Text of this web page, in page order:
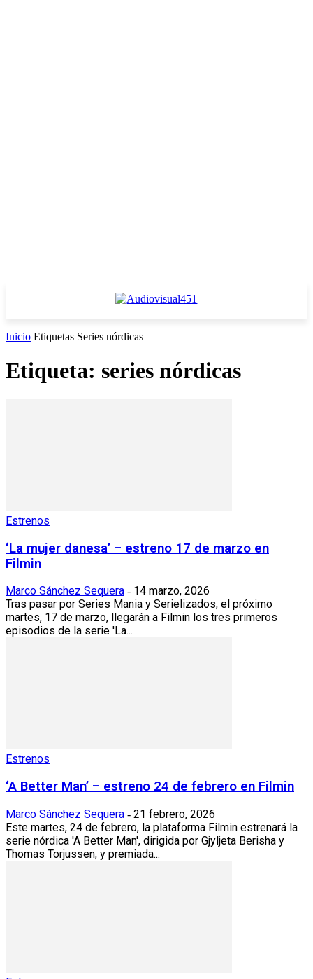
Inicio Etiquetas Series nórdicas
Etiqueta: series nórdicas
Estrenos
‘La mujer danesa’ – estreno 17 de marzo en
Filmin
Marco Sánchez Sequera - 14 marzo, 2026
Tras pasar por Series Mania y Serielizados, el próximo
martes, 17 de marzo, llegarán a Filmin los tres primeros
episodios de la serie 'La...
Estrenos
‘A Better Man’ – estreno 24 de febrero en Filmin
Marco Sánchez Sequera - 21 febrero, 2026
Este martes, 24 de febrero, la plataforma Filmin estrenará la
serie nórdica 'A Better Man', dirigida por Gjyljeta Berisha y
Thomas Torjussen, y premiada...